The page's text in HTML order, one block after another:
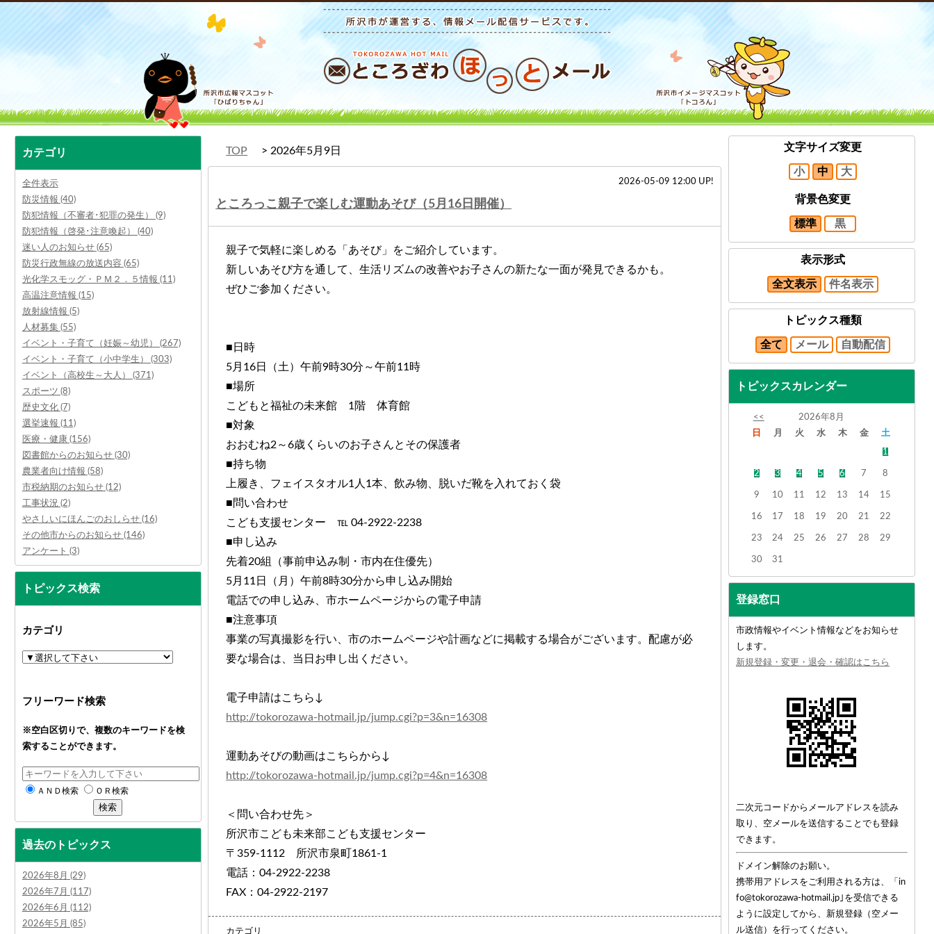
カテゴリ
全件表示
防災情報 (40)
防犯情報（不審者･犯罪の発生） (9)
防犯情報（啓発･注意喚起） (40)
迷い人のお知らせ (65)
防災行政無線の放送内容 (65)
光化学スモッグ・ＰＭ２．５情報 (11)
高温注意情報 (15)
放射線情報 (5)
人材募集 (55)
イベント・子育て（妊娠～幼児） (267)
イベント・子育て（小中学生） (303)
イベント（高校生～大人） (371)
スポーツ (8)
歴史文化 (7)
選挙速報 (11)
医療・健康 (156)
図書館からのお知らせ (30)
農業者向け情報 (58)
市税納期のお知らせ (12)
工事状況 (2)
やさしいにほんごのおしらせ (16)
その他市からのお知らせ (146)
アンケート (3)
トピックス検索
カテゴリ
フリーワード検索
※空白区切りで、複数のキーワードを検
索することができます。
ＡＮＤ検索 ＯＲ検索
過去のトピックス
2026年8月 (29)
2026年7月 (117)
2026年6月 (112)
2026年5月 (85)
TOP 2026年5月9日
2026-05-09 12:00 UP!
ところっこ親子で楽しむ運動あそび（5月16日開催）
親子で気軽に楽しめる「あそび」をご紹介しています。
新しいあそび方を通して、生活リズムの改善やお子さんの新たな一面が発見できるかも。
ぜひご参加ください。
■日時
5月16日（土）午前9時30分～午前11時
■場所
こどもと福祉の未来館 1階 体育館
■対象
おおむね2～6歳くらいのお子さんとその保護者
■持ち物
上履き、フェイスタオル1人1本、飲み物、脱いだ靴を入れておく袋
■問い合わせ
こども支援センター ℡ 04-2922-2238
■申し込み
先着20組（事前申込み制・市内在住優先）
5月11日（月）午前8時30分から申し込み開始
電話での申し込み、市ホームページからの電子申請
■注意事項
事業の写真撮影を行い、市のホームページや計画などに掲載する場合がございます。配慮が必
要な場合は、当日お申し出ください。
電子申請はこちら↓
http://tokorozawa-hotmail.jp/jump.cgi?p=3&n=16308
運動あそびの動画はこちらから↓
http://tokorozawa-hotmail.jp/jump.cgi?p=4&n=16308
＜問い合わせ先＞
所沢市こども未来部こども支援センター
〒359-1112 所沢市泉町1861-1
電話：04-2922-2238
FAX：04-2922-2197
カテゴリ
文字サイズ変更
小 中 大
背景色変更
標準 黒
表示形式
全文表示 件名表示
トピックス種類
全て メール 自動配信
トピックスカレンダー
<<
2026年8月
日
月 火 水 木 金 土
1
2 3 4 5 6 7 8
9 10 11 12 13 14 15
16 17 18 19 20 21 22
23 24 25 26 27 28 29
30 31
登録窓口
市政情報やイベント情報などをお知らせ
します。
新規登録・変更・退会・確認はこちら
二次元コードからメールアドレスを読み
取り、空メールを送信することでも登録
できます。
ドメイン解除のお願い。
携帯用アドレスをご利用される方は、「in
fo@tokorozawa-hotmail.jp｣を受信できる
ように設定してから、新規登録（空メー
ル送信）を行ってください。